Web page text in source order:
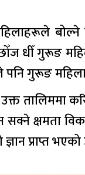
बोल्ने
धीँ गुरूङ
गुरूङ
तालिममा
सक्ने
प्राप्त